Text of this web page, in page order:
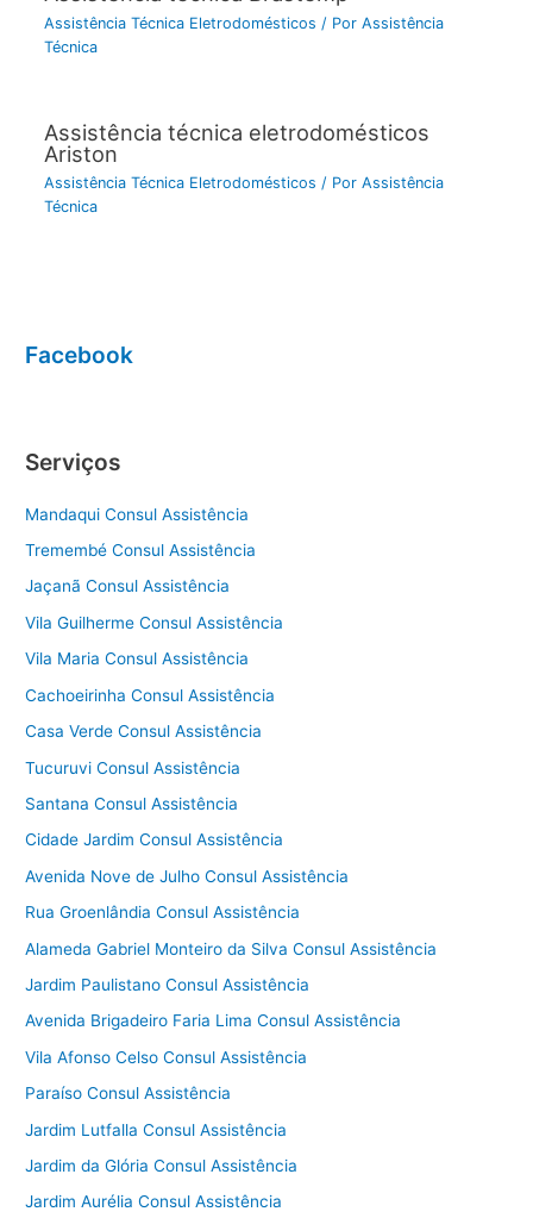
Assistência Técnica Eletrodomésticos / Por Assistência
Técnica
Assistência técnica eletrodomésticos
Ariston
Assistência Técnica Eletrodomésticos / Por Assistência
Técnica
Facebook
Serviços
Mandaqui Consul Assistência
Tremembé Consul Assistência
Jaçanã Consul Assistência
Vila Guilherme Consul Assistência
Vila Maria Consul Assistência
Cachoeirinha Consul Assistência
Casa Verde Consul Assistência
Tucuruvi Consul Assistência
Santana Consul Assistência
Cidade Jardim Consul Assistência
Avenida Nove de Julho Consul Assistência
Rua Groenlândia Consul Assistência
Alameda Gabriel Monteiro da Silva Consul Assistência
Jardim Paulistano Consul Assistência
Avenida Brigadeiro Faria Lima Consul Assistência
Vila Afonso Celso Consul Assistência
Paraíso Consul Assistência
Jardim Lutfalla Consul Assistência
Jardim da Glória Consul Assistência
Jardim Aurélia Consul Assistência